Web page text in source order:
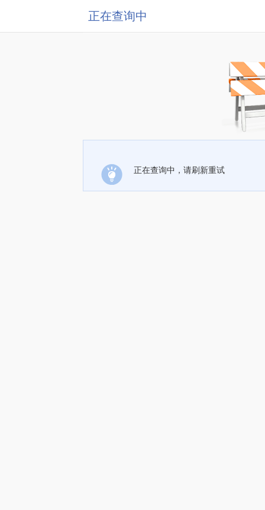
正在查询中
正在查询中，请刷新重试